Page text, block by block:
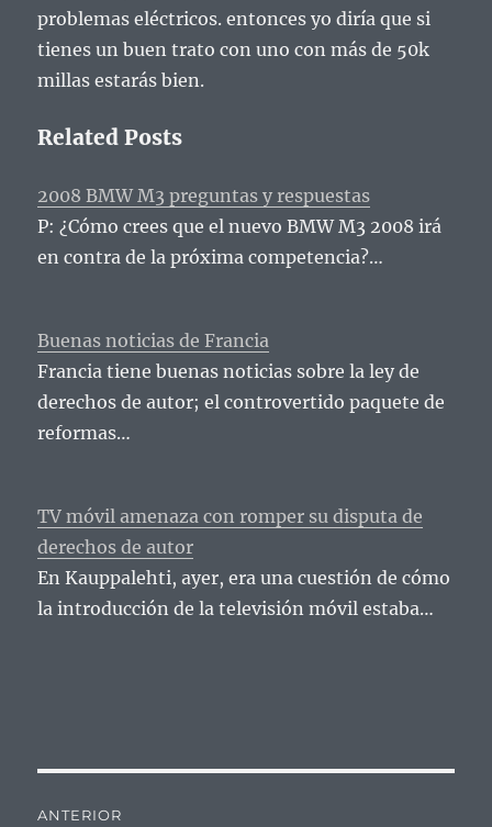
problemas eléctricos. entonces yo diría que si
tienes un buen trato con uno con más de 50k
millas estarás bien.
Related Posts
2008 BMW M3 preguntas y respuestas
P: ¿Cómo crees que el nuevo BMW M3 2008 irá
en contra de la próxima competencia?…
Buenas noticias de Francia
Francia tiene buenas noticias sobre la ley de
derechos de autor; el controvertido paquete de
reformas…
TV móvil amenaza con romper su disputa de
derechos de autor
En Kauppalehti, ayer, era una cuestión de cómo
la introducción de la televisión móvil estaba…
ANTERIOR